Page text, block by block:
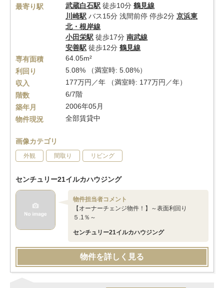
最寄り駅
武蔵白石駅 徒歩10分 鶴見線
川崎駅 バス15分 浅間前停 停歩2分 京浜東
北・根岸線
小田栄駅 徒歩17分 南武線
安善駅 徒歩12分 鶴見線
専有面積
64.05m²
利回り
5.08% （満室時: 5.08%）
収入
177万円／年 （満室時: 177万円／年）
階数
6/7階
築年月
2006年05月
物件現況
全部賃貸中
画像カテゴリ
外観 間取り リビング
センチュリー21イルカハウジング
物件担当者コメント
【オーナーチェンジ物件！】～表面利回り
５.1％～
センチュリー21イルカハウジング
物件を詳しく見る